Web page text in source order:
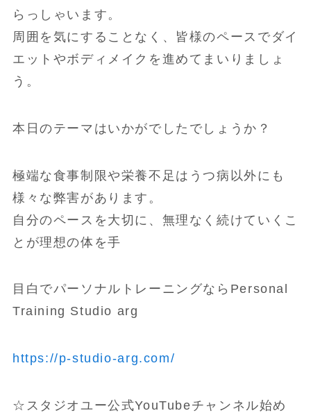
らっしゃいます。
周囲を気にすることなく、皆様のペースでダイ
エットやボディメイクを進めてまいりましょ
う。
本日のテーマはいかがでしたでしょうか？
極端な食事制限や栄養不足はうつ病以外にも
様々な弊害があります。
自分のペースを大切に、無理なく続けていくこ
とが理想の体を手
目白でパーソナルトレーニングならPersonal
Training Studio arg
https://p-studio-arg.com/
☆スタジオユー公式YouTubeチャンネル始め